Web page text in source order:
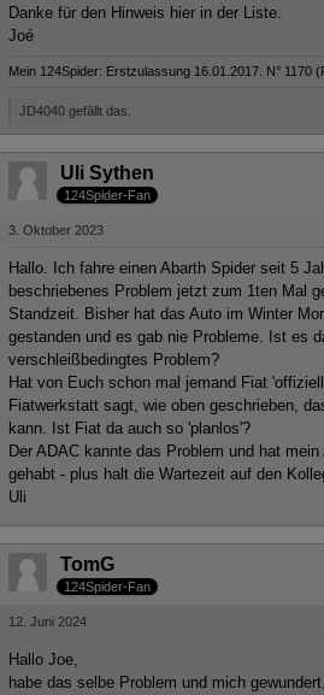
Danke für den Hinweis hier in der Liste.
Joé
Mein 124Spider: Erstzulassung 16.01.2017. N° 1170
JD4040 gefällt das.
Uli Sythen
124Spider-Fan
3. Oktober 2023
Hallo. Ich fahre einen Abarth Spider seit 5
beschriebenes Problem jetzt zum 1ten Mal
Standzeit. Bisher hat das Auto im Winter
gestanden und es gab nie Probleme. Ist es
verschleißbedingtes Problem?
Hat von Euch schon mal jemand Fiat
Fiatwerkstatt sagt, wie oben geschrieben,
kann. Ist Fiat da auch so 'planlos'?
Der ADAC kannte das Problem und hat
gehabt - plus halt die Wartezeit auf den
Uli
TomG
124Spider-Fan
12. Juni 2024
Hallo Joe,
habe das selbe Problem und mich